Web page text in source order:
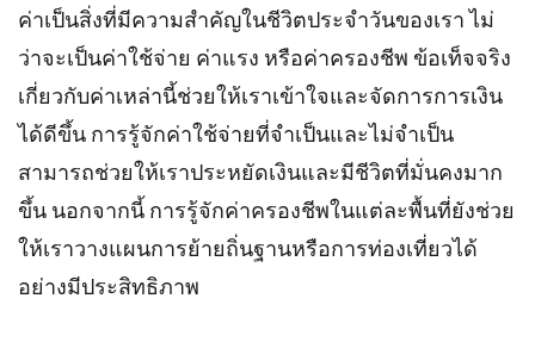
ค่าเป็นสิ่งที่มีความสำคัญในชีวิตประจำวันของเรา ไม่
ว่าจะเป็นค่าใช้จ่าย ค่าแรง หรือค่าครองชีพ ข้อเท็จจริง
เกี่ยวกับค่าเหล่านี้ช่วยให้เราเข้าใจและจัดการการเงิน
ได้ดีขึ้น การรู้จักค่าใช้จ่ายที่จำเป็นและไม่จำเป็น
สามารถช่วยให้เราประหยัดเงินและมีชีวิตที่มั่นคงมาก
ขึ้น นอกจากนี้ การรู้จักค่าครองชีพในแต่ละพื้นที่ยังช่วย
ให้เราวางแผนการย้ายถิ่นฐานหรือการท่องเที่ยวได้
อย่างมีประสิทธิภาพ